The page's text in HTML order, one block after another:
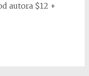
autora $12 +